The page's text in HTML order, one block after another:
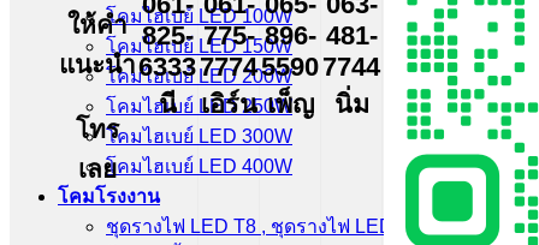
โคมไฮเบย์ LED 100W
โคมไฮเบย์ LED 150W
โคมไฮเบย์ LED 200W
โคมไฮเบย์ LED 250W
โคมไฮเบย์ LED 300W
โคมไฮเบย์ LED 400W
โคมโรงงาน
ชุดรางไฟ LED T8 , ชุดรางไฟ LED T5
ให้คำ
แนะนำ
โทร
เลย
825-
6333
นี
775-
7774
เอิร์น
896-
5590
เพ็ญ
481-
7744
นิ่ม